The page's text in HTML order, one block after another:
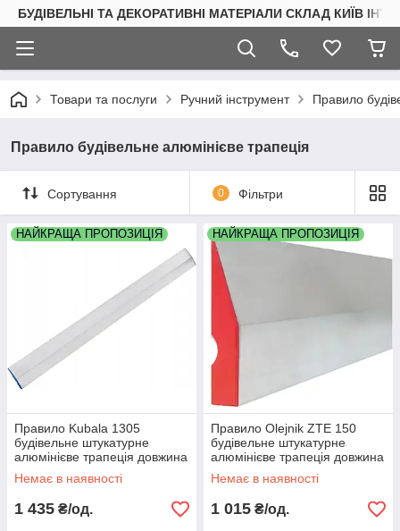
БУДІВЕЛЬНІ ТА ДЕКОРАТИВНІ МАТЕРІАЛИ СКЛАД КИЇВ
Товари та послуги Ручний інструмент Правило
Правило будівельне алюмінієве трапеція
Сортування 0 Фільтри
НАЙКРАЩА ПРОПОЗИЦІЯ
Правило Kubala 1305
будівельне штукатурне
алюмінієве трапеція довжина
1500мм 1.5 метра
Немає в наявності
1 435 ₴/од.
НАЙКРАЩА ПРОПОЗИЦІЯ
Правило Olejnik ZTE 150
будівельне штукатурне
алюмінієве трапеція довжина
1500мм 1.5 метра
Немає в наявності
1 015 ₴/од.